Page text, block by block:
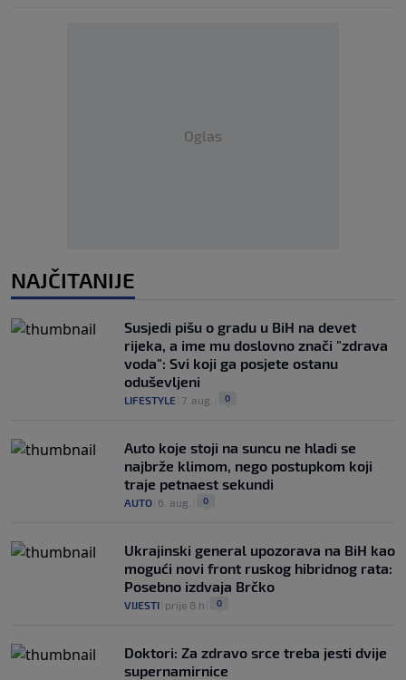
Oglas
NAJČITANIJE
Susjedi pišu o gradu u BiH na devet
rijeka, a ime mu doslovno znači "zdrava
voda": Svi koji ga posjete ostanu
oduševljeni
LIFESTYLE 7. aug. 0
Auto koje stoji na suncu ne hladi se
najbrže klimom, nego postupkom koji
traje petnaest sekundi
AUTO 6. aug. 0
Ukrajinski general upozorava na BiH kao
mogući novi front ruskog hibridnog rata:
Posebno izdvaja Brčko
VIJESTI prije 8 h 0
Doktori: Za zdravo srce treba jesti dvije
supernamirnice